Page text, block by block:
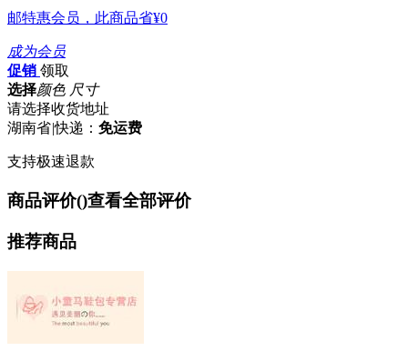
邮特惠会员，此商品省¥0
成为会员
促销 领取
选择颜色 尺寸
请选择收货地址
湖南省|快递： 免运费
支持极速退款
商品评价()查看全部评价
推荐商品